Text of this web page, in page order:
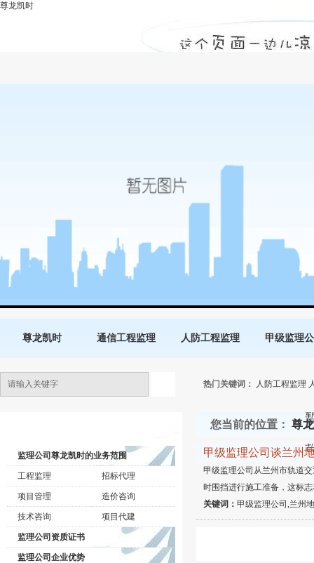
全线开工-尊龙凯时
尊龙凯时
尊龙凯时 通信工程监理 人防工程监理 甲级监理
热门关键词： 人防工程监理
监理公司尊龙凯时的业务范围
工程监理 招标代理
项目管理 造价咨询
技术咨询 项目代建
监理公司资质证书
监理公司企业优势
您当前的位置： 尊
甲级监理公司谈兰州
甲级监理公司从兰州市轨道
时围挡进行施工准备，这标
关键词： 甲级监理公司,兰州